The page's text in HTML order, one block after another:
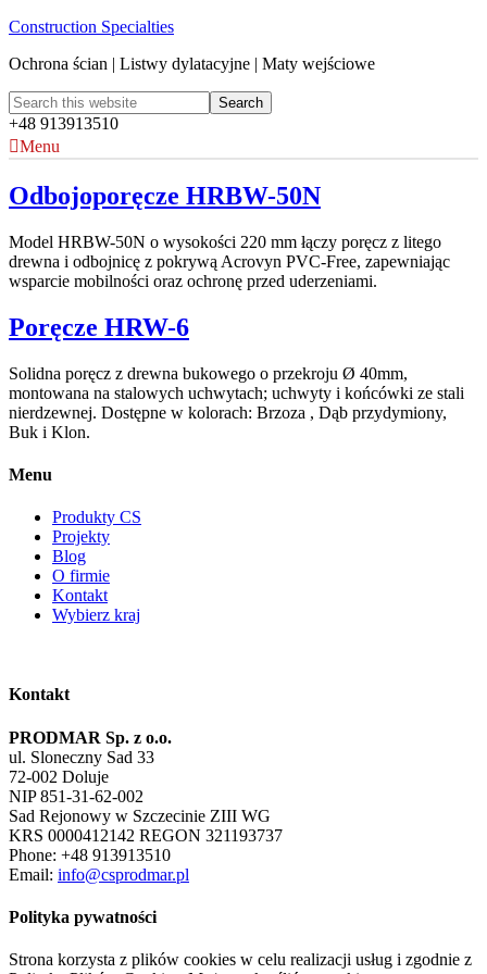
Construction Specialties
Ochrona ścian | Listwy dylatacyjne | Maty wejściowe
+48 913913510
Menu
Odbojoporęcze HRBW-50N
Model HRBW-50N o wysokości 220 mm łączy poręcz z litego
drewna i odbojnicę z pokrywą Acrovyn PVC-Free, zapewniając
wsparcie mobilności oraz ochronę przed uderzeniami.
Poręcze HRW-6
Solidna poręcz z drewna bukowego o przekroju Ø 40mm,
montowana na stalowych uchwytach; uchwyty i końcówki ze stali
nierdzewnej. Dostępne w kolorach: Brzoza , Dąb przydymiony,
Buk i Klon.
Menu
Produkty CS
Projekty
Blog
O firmie
Kontakt
Wybierz kraj
Kontakt
PRODMAR Sp. z o.o.
ul. Sloneczny Sad 33
72-002 Doluje
NIP 851-31-62-002
Sad Rejonowy w Szczecinie ZIII WG
KRS 0000412142 REGON 321193737
Phone: +48 913913510
Email: info@csprodmar.pl
Polityka pywatności
Strona korzysta z plików cookies w celu realizacji usług i zgodnie z